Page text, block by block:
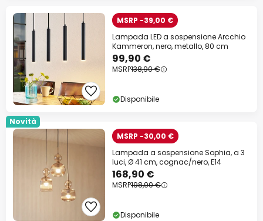
MSRP -39,00 €
Lampada LED a sospensione Arcchio
Kammeron, nero, metallo, 80 cm
99,90 €
MSRP138,90 €
Disponibile
Novità
MSRP -30,00 €
Lampada a sospensione Sophia, a 3
luci, Ø 41 cm, cognac/nero, E14
168,90 €
MSRP198,90 €
Disponibile